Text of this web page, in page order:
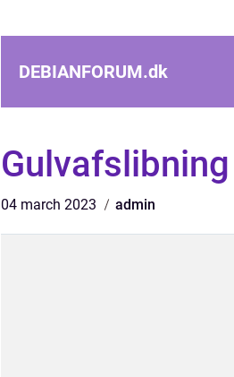
DEBIANFORUM.dk
04 march 2023 admin